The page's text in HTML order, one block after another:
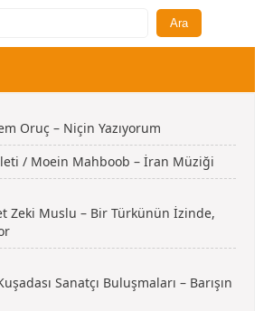
Oruç – Niçin Yazıyorum
/ Moein Mahboob – İran Müziği
Zeki Muslu – Bir Türkünün İzinde,
Sanatçı Buluşmaları – Barışın